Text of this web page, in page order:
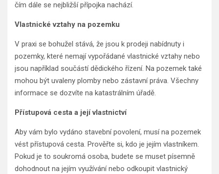
čím dále se nejbližší přípojka nachází.
Vlastnické vztahy na pozemku
V praxi se bohužel stává, že jsou k prodeji nabídnuty i
pozemky, které nemají vypořádané vlastnické vztahy nebo
jsou například součástí dědického řízení. Na pozemek také
mohou být uvaleny plomby nebo zástavní práva. Všechny
informace se dozvíte na katastrálním úřadě.
Přístupová cesta a její vlastnictví
Aby vám bylo vydáno stavební povolení, musí na pozemek
vést přístupová cesta. Prověřte si, kdo je jejím vlastníkem.
Pokud je to soukromá osoba, budete se muset písemně
dohodnout na jejím využívání nebo odkoupit vlastnický